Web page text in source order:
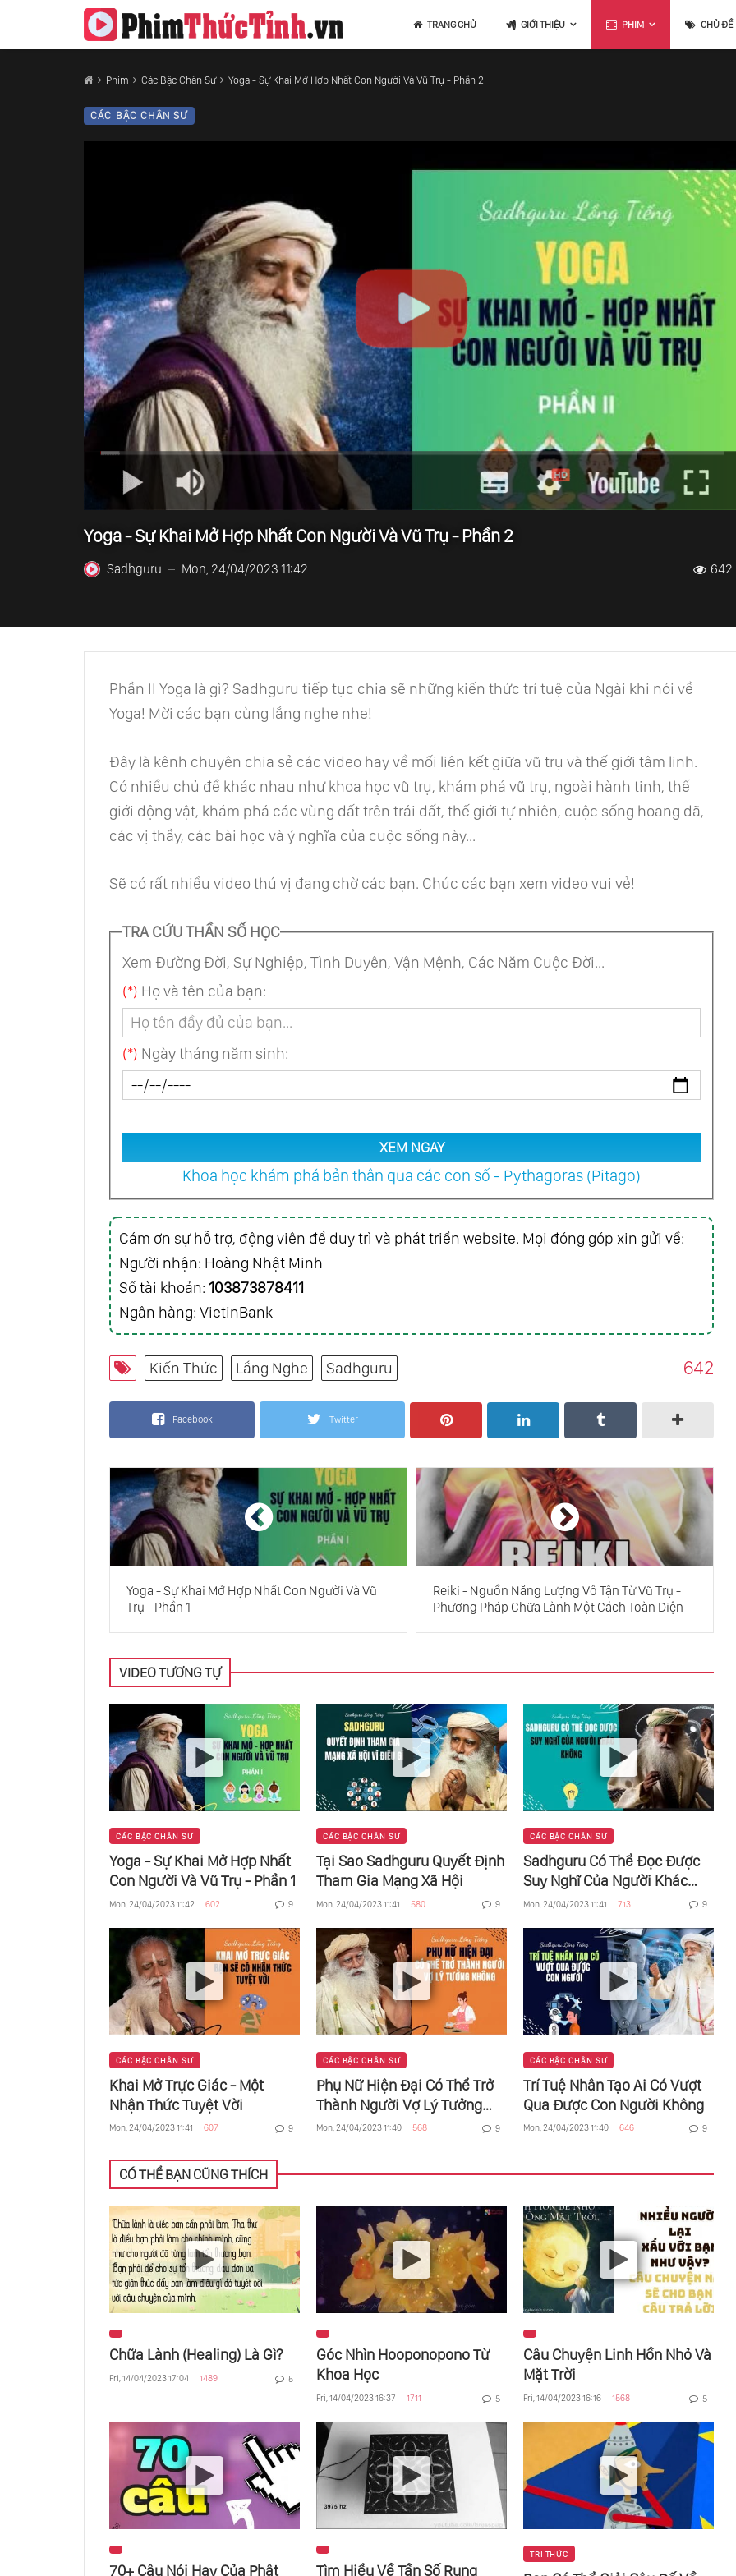
TRANG CHỦ GIỚI THIỆU PHIM CHỦ ĐỀ
Phim Các Bậc Chân Sư Yoga - Sự Khai Mở Hợp Nhất Con Người Và Vũ Trụ - Phần 2
CÁC BẬC CHÂN SƯ
Yoga - Sự Khai Mở Hợp Nhất Con Người Và Vũ Trụ - Phần 2
Sadhguru — Mon, 24/04/2023 11:42 642
Phần II Yoga là gì? Sadhguru tiếp tục chia sẽ những kiến thức trí tuệ của Ngài khi nói về
Yoga! Mời các bạn cùng lắng nghe nhe!
Đây là kênh chuyên chia sẻ các video hay về mối liên kết giữa vũ trụ và thế giới tâm linh.
Có nhiều chủ đề khác nhau như khoa học vũ trụ, khám phá vũ trụ, ngoài hành tinh, thế
giới động vật, khám phá các vùng đất trên trái đất, thế giới tự nhiên, cuộc sống hoang dã,
các vị thầy, các bài học và ý nghĩa của cuộc sống này...
Sẽ có rất nhiều video thú vị đang chờ các bạn. Chúc các bạn xem video vui vẻ!
TRA CỨU THẦN SỐ HỌC
Xem Đường Đời, Sự Nghiệp, Tình Duyên, Vận Mệnh, Các Năm Cuộc Đời...
(*) Họ và tên của bạn:
(*) Ngày tháng năm sinh:
XEM NGAY
Khoa học khám phá bản thân qua các con số - Pythagoras (Pitago)
Cám ơn sự hỗ trợ, động viên để duy trì và phát triển website. Mọi đóng góp xin gửi về:
Người nhận: Hoàng Nhật Minh
Số tài khoản: 103873878411
Ngân hàng: VietinBank
Kiến Thức Lắng Nghe Sadhguru 642
Facebook Twitter
Yoga - Sự Khai Mở Hợp Nhất Con Người Và Vũ
Trụ - Phần 1
Reiki - Nguồn Năng Lượng Vô Tận Từ Vũ Trụ -
Phương Pháp Chữa Lành Một Cách Toàn Diện
VIDEO TƯƠNG TỰ
CÁC BẬC CHÂN SƯ
Yoga - Sự Khai Mở Hợp Nhất
Con Người Và Vũ Trụ - Phần 1
Mon, 24/04/2023 11:42 602 9
CÁC BẬC CHÂN SƯ
Tại Sao Sadhguru Quyết Định
Tham Gia Mạng Xã Hội
Mon, 24/04/2023 11:41 580 9
CÁC BẬC CHÂN SƯ
Sadhguru Có Thể Đọc Được
Suy Nghĩ Của Người Khác
Không
Mon, 24/04/2023 11:41 713 9
CÁC BẬC CHÂN SƯ
Khai Mở Trực Giác - Một
Nhận Thức Tuyệt Vời
Mon, 24/04/2023 11:41 607 9
CÁC BẬC CHÂN SƯ
Phụ Nữ Hiện Đại Có Thể Trở
Thành Người Vợ Lý Tưởng
Không
Mon, 24/04/2023 11:40 568 9
CÁC BẬC CHÂN SƯ
Trí Tuệ Nhân Tạo Ai Có Vượt
Qua Được Con Người Không
Mon, 24/04/2023 11:40 646 9
CÓ THỂ BẠN CŨNG THÍCH
Chữa Lành (Healing) Là Gì?
Fri, 14/04/2023 17:04 1489 5
Góc Nhìn Hooponopono Từ
Khoa Học
Fri, 14/04/2023 16:37 1711 5
Câu Chuyện Linh Hồn Nhỏ Và
Mặt Trời
Fri, 14/04/2023 16:16 1568 5
70+ Câu Nói Hay Của Phật Tìm Hiểu Về Tần Số Rung
TRI THỨC